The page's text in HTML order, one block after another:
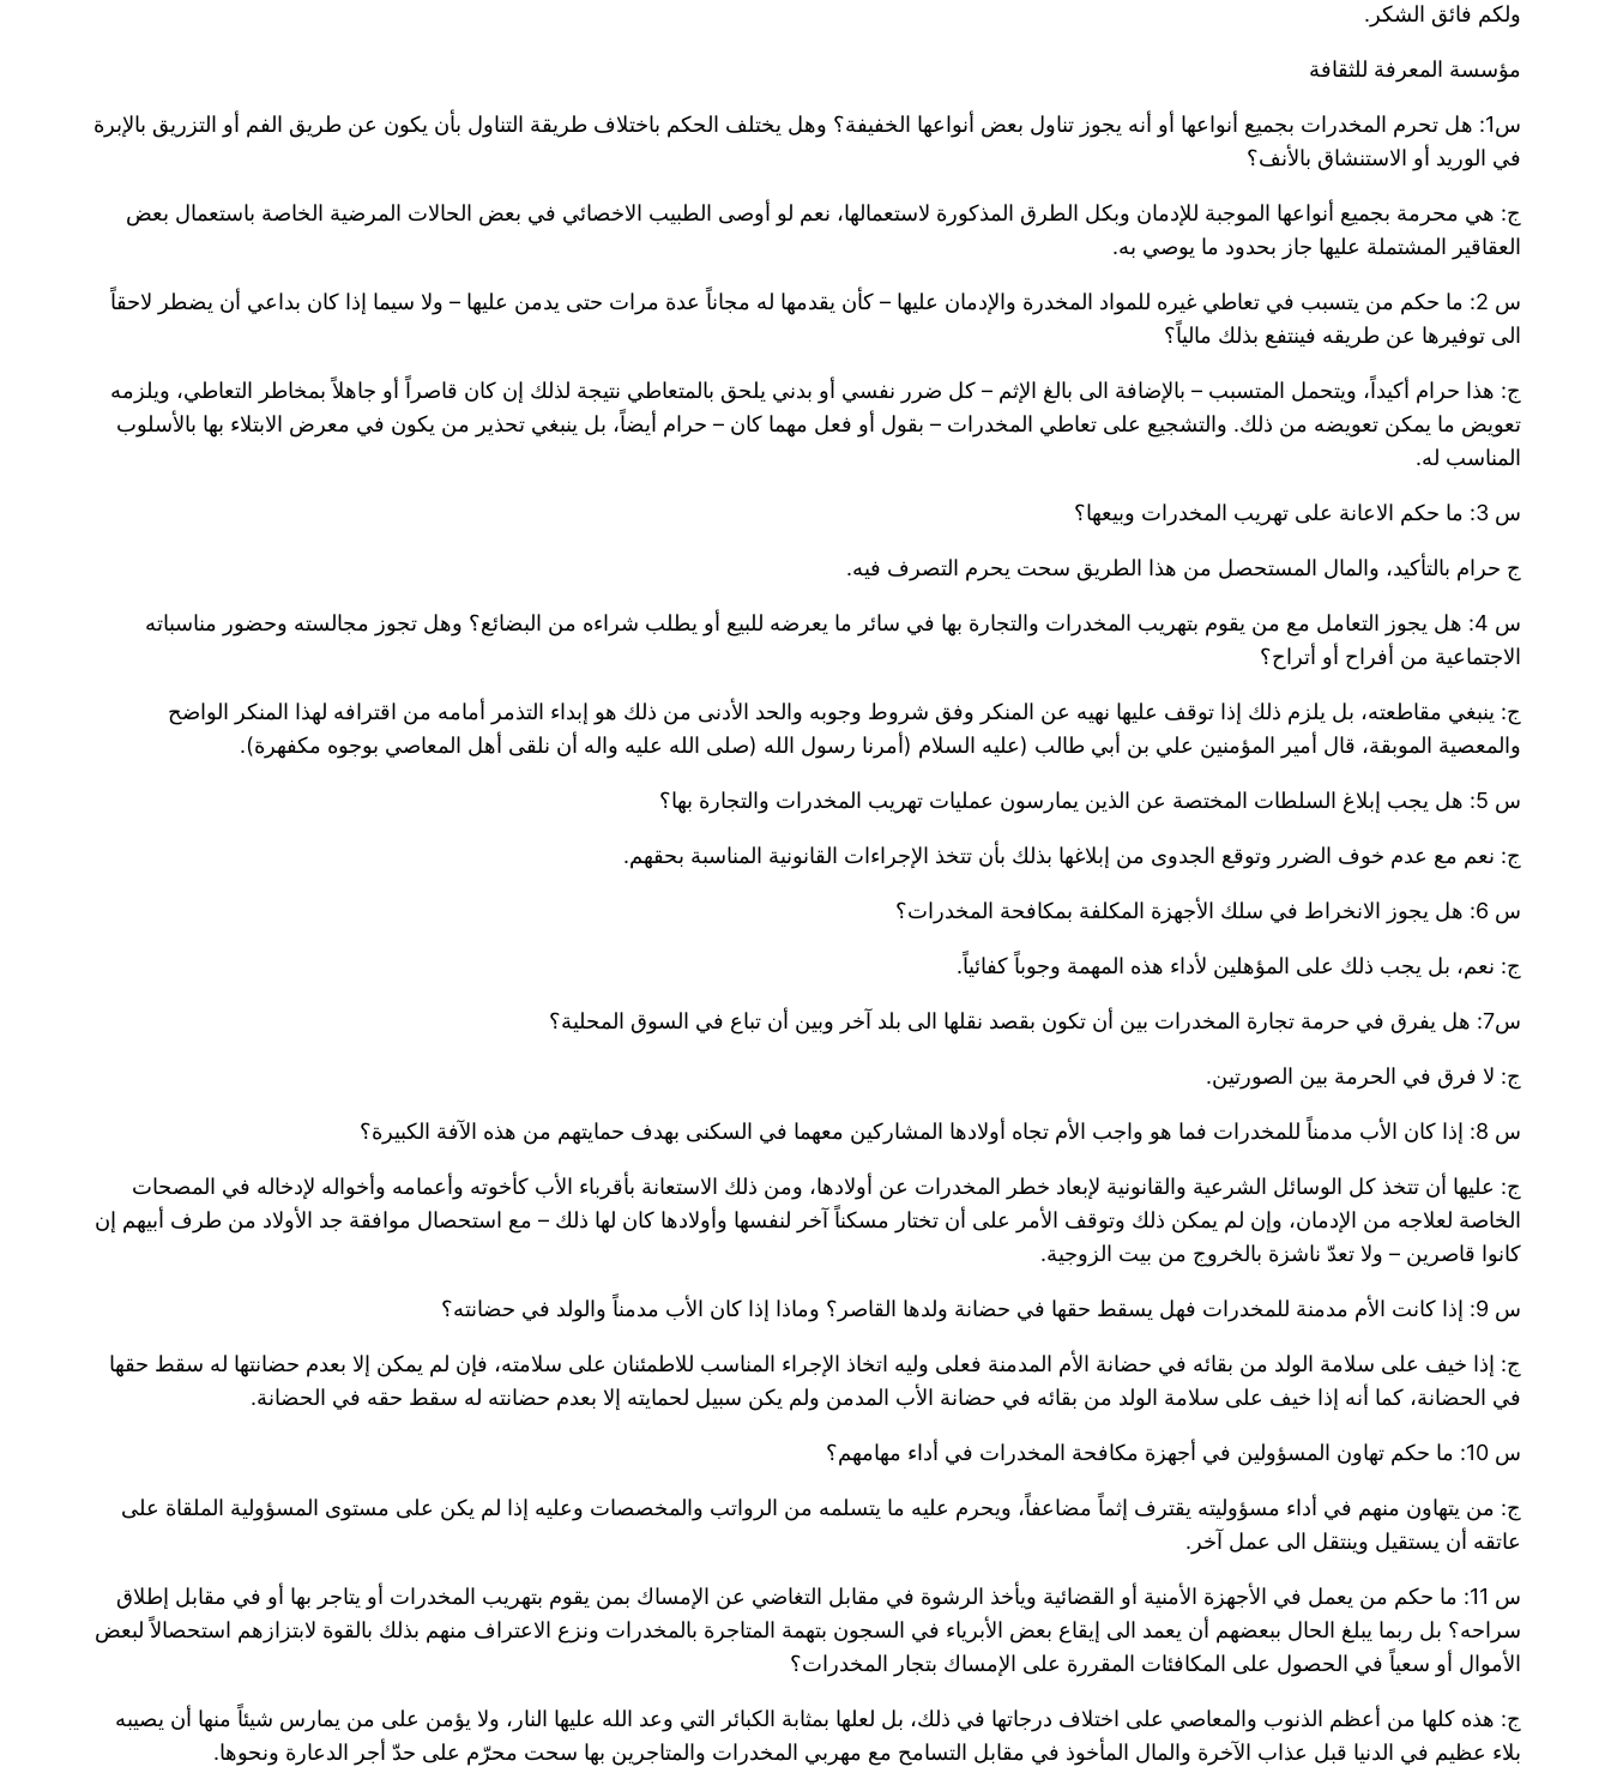
ولكم فائق الشكر.
مؤسسة المعرفة للثقافة
س1: هل تحرم المخدرات بجميع أنواعها أو أنه يجوز تناول بعض أنواعها الخفيفة؟ وهل يختلف الحكم باختلاف طريقة التناول بأن يكون عن طريق الفم أو التزريق بالإبرة
في الوريد أو الاستنشاق بالأنف؟
ج: هي محرمة بجميع أنواعها الموجبة للإدمان وبكل الطرق المذكورة لاستعمالها، نعم لو أوصى الطبيب الاخصائي في بعض الحالات المرضية الخاصة باستعمال بعض
العقاقير المشتملة عليها جاز بحدود ما يوصي به.
س 2: ما حكم من يتسبب في تعاطي غيره للمواد المخدرة والإدمان عليها – كأن يقدمها له مجاناً عدة مرات حتى يدمن عليها – ولا سيما إذا كان بداعي أن يضطر لاحقاً
الى توفيرها عن طريقه فينتفع بذلك مالياً؟
ج: هذا حرام أكيداً، ويتحمل المتسبب – بالإضافة الى بالغ الإثم – كل ضرر نفسي أو بدني يلحق بالمتعاطي نتيجة لذلك إن كان قاصراً أو جاهلاً بمخاطر التعاطي، ويلزمه
تعويض ما يمكن تعويضه من ذلك. والتشجيع على تعاطي المخدرات – بقول أو فعل مهما كان – حرام أيضاً، بل ينبغي تحذير من يكون في معرض الابتلاء بها بالأسلوب
المناسب له.
س 3: ما حكم الاعانة على تهريب المخدرات وبيعها؟
ج حرام بالتأكيد، والمال المستحصل من هذا الطريق سحت يحرم التصرف فيه.
س 4: هل يجوز التعامل مع من يقوم بتهريب المخدرات والتجارة بها في سائر ما يعرضه للبيع أو يطلب شراءه من البضائع؟ وهل تجوز مجالسته وحضور مناسباته
الاجتماعية من أفراح أو أتراح؟
ج: ينبغي مقاطعته، بل يلزم ذلك إذا توقف عليها نهيه عن المنكر وفق شروط وجوبه والحد الأدنى من ذلك هو إبداء التذمر أمامه من اقترافه لهذا المنكر الواضح
والمعصية الموبقة، قال أمير المؤمنين علي بن أبي طالب (عليه السلام (أمرنا رسول الله (صلى الله عليه واله أن نلقى أهل المعاصي بوجوه مكفهرة).
س 5: هل يجب إبلاغ السلطات المختصة عن الذين يمارسون عمليات تهريب المخدرات والتجارة بها؟
ج: نعم مع عدم خوف الضرر وتوقع الجدوى من إبلاغها بذلك بأن تتخذ الإجراءات القانونية المناسبة بحقهم.
س 6: هل يجوز الانخراط في سلك الأجهزة المكلفة بمكافحة المخدرات؟
ج: نعم، بل يجب ذلك على المؤهلين لأداء هذه المهمة وجوباً كفائياً.
س7: هل يفرق في حرمة تجارة المخدرات بين أن تكون بقصد نقلها الى بلد آخر وبين أن تباع في السوق المحلية؟
ج: لا فرق في الحرمة بين الصورتين.
س 8: إذا كان الأب مدمناً للمخدرات فما هو واجب الأم تجاه أولادها المشاركين معهما في السكنى بهدف حمايتهم من هذه الآفة الكبيرة؟
ج: عليها أن تتخذ كل الوسائل الشرعية والقانونية لإبعاد خطر المخدرات عن أولادها، ومن ذلك الاستعانة بأقرباء الأب كأخوته وأعمامه وأخواله لإدخاله في المصحات
الخاصة لعلاجه من الإدمان، وإن لم يمكن ذلك وتوقف الأمر على أن تختار مسكناً آخر لنفسها وأولادها كان لها ذلك – مع استحصال موافقة جد الأولاد من طرف أبيهم إن
كانوا قاصرين – ولا تعدّ ناشزة بالخروج من بيت الزوجية.
س 9: إذا كانت الأم مدمنة للمخدرات فهل يسقط حقها في حضانة ولدها القاصر؟ وماذا إذا كان الأب مدمناً والولد في حضانته؟
ج: إذا خيف على سلامة الولد من بقائه في حضانة الأم المدمنة فعلى وليه اتخاذ الإجراء المناسب للاطمئنان على سلامته، فإن لم يمكن إلا بعدم حضانتها له سقط حقها
في الحضانة، كما أنه إذا خيف على سلامة الولد من بقائه في حضانة الأب المدمن ولم يكن سبيل لحمايته إلا بعدم حضانته له سقط حقه في الحضانة.
س 10: ما حكم تهاون المسؤولين في أجهزة مكافحة المخدرات في أداء مهامهم؟
ج: من يتهاون منهم في أداء مسؤوليته يقترف إثماً مضاعفاً، ويحرم عليه ما يتسلمه من الرواتب والمخصصات وعليه إذا لم يكن على مستوى المسؤولية الملقاة على
عاتقه أن يستقيل وينتقل الى عمل آخر.
س 11: ما حكم من يعمل في الأجهزة الأمنية أو القضائية ويأخذ الرشوة في مقابل التغاضي عن الإمساك بمن يقوم بتهريب المخدرات أو يتاجر بها أو في مقابل إطلاق
سراحه؟ بل ربما يبلغ الحال ببعضهم أن يعمد الى إيقاع بعض الأبرياء في السجون بتهمة المتاجرة بالمخدرات ونزع الاعتراف منهم بذلك بالقوة لابتزازهم استحصالاً لبعض
الأموال أو سعياً في الحصول على المكافئات المقررة على الإمساك بتجار المخدرات؟
ج: هذه كلها من أعظم الذنوب والمعاصي على اختلاف درجاتها في ذلك، بل لعلها بمثابة الكبائر التي وعد الله عليها النار، ولا يؤمن على من يمارس شيئاً منها أن يصيبه
بلاء عظيم في الدنيا قبل عذاب الآخرة والمال المأخوذ في مقابل التسامح مع مهربي المخدرات والمتاجرين بها سحت محرّم على حدّ أجر الدعارة ونحوها.